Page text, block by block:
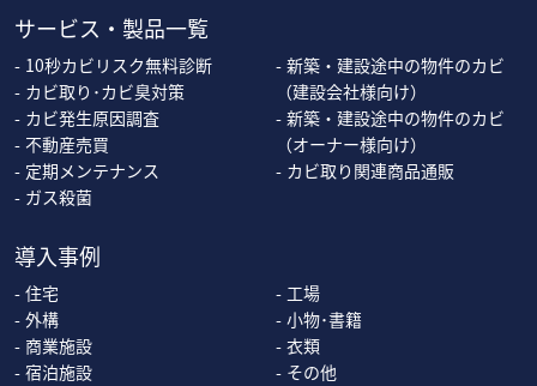
サービス・製品一覧
10秒カビリスク無料診断
カビ取り･カビ臭対策
カビ発生原因調査
不動産売買
定期メンテナンス
ガス殺菌
新築・建設途中の物件のカビ
（建設会社様向け）
新築・建設途中の物件のカビ
（オーナー様向け）
カビ取り関連商品通販
導入事例
住宅
外構
商業施設
宿泊施設
工場
小物･書籍
衣類
その他